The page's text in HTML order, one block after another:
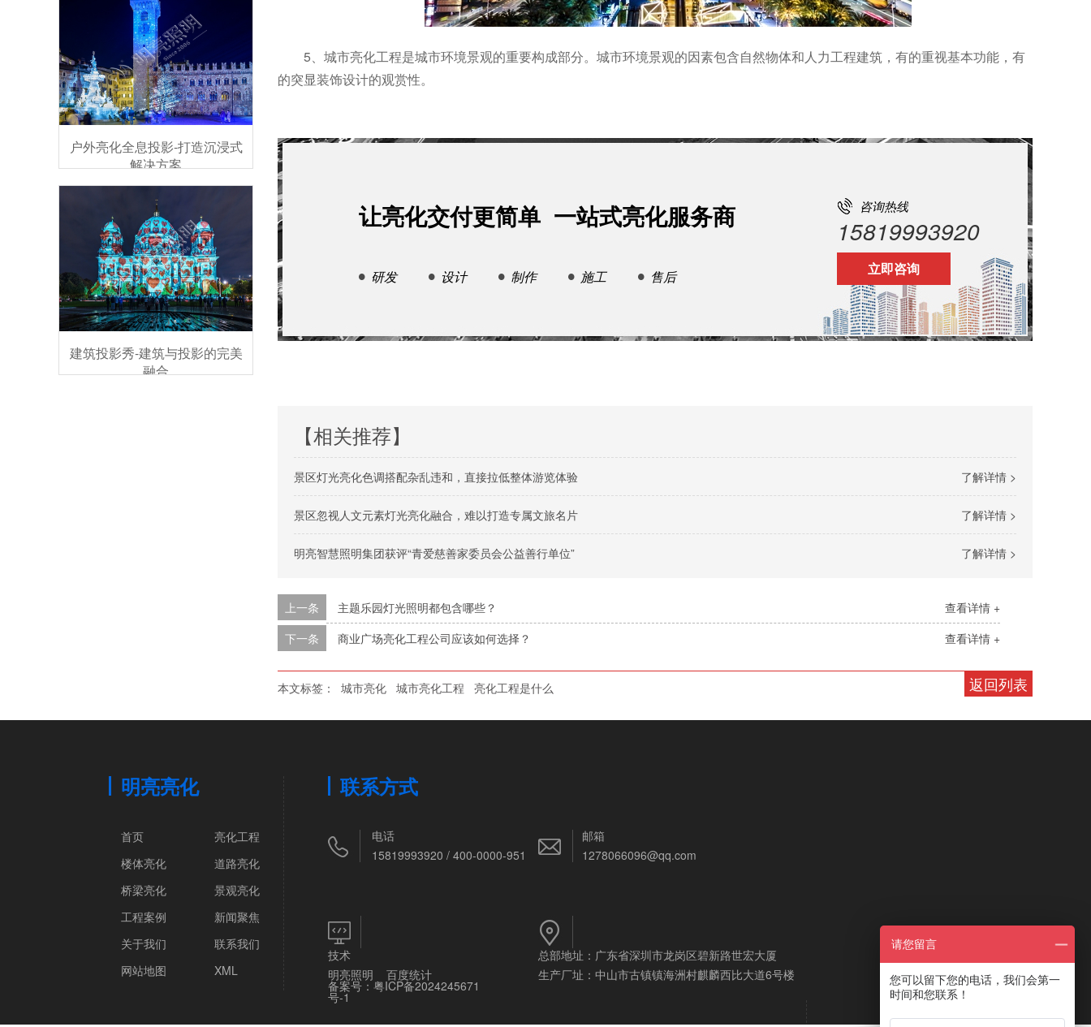
5、城市亮化工程是城市环境景观的重要构成部分。城市环境景观的因素包含自然物体和人力工程建筑，有的重视基本功能，有
的突显装饰设计的观赏性。
让亮化交付更简单 一站式亮化服务商 咨询热线
15819993920
立即咨询
研发 设计 制作 施工 售后
【相关推荐】
了解详情 >
景区灯光亮化色调搭配杂乱违和，直接拉低整体游览体验
了解详情 >
景区忽视人文元素灯光亮化融合，难以打造专属文旅名片
了解详情 >
明亮智慧照明集团获评“青爱慈善家委员会公益善行单位”
查看详情 +
上一条
主题乐园灯光照明都包含哪些？
查看详情 +
下一条 商业广场亮化工程公司应该如何选择？
返回列表
本文标签： 城市亮化 城市亮化工程 亮化工程是什么
户外亮化全息投影-打造沉浸式
解决方案
建筑投影秀-建筑与投影的完美
融合
明亮亮化
首页
亮化工程
楼体亮化
道路亮化
桥梁亮化
景观亮化
工程案例
新闻聚焦
关于我们
联系我们
网站地图
XML
联系方式
电话
15819993920 / 400-0000-951
邮箱
1278066096@qq.com
技术
明亮照明
百度统计
备案号：粤ICP备2024245671
号-1
总部地址：广东省深圳市龙岗区碧新路世宏大厦
生产厂址：中山市古镇镇海洲村麒麟西比大道6号楼
请您留言
您可以留下您的电话，我们会第一
时间和您联系！